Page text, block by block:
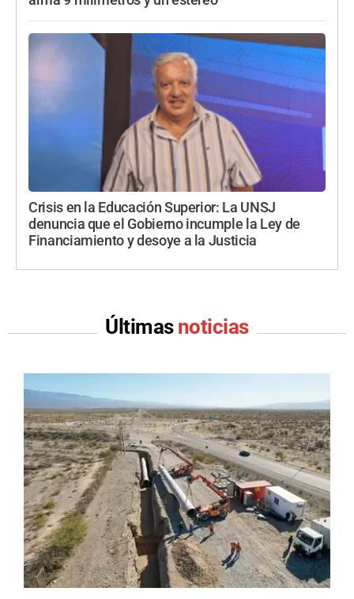
Crisis en la Educación Superior: La UNSJ
denuncia que el Gobierno incumple la Ley de
Financiamiento y desoye a la Justicia
Últimas noticias